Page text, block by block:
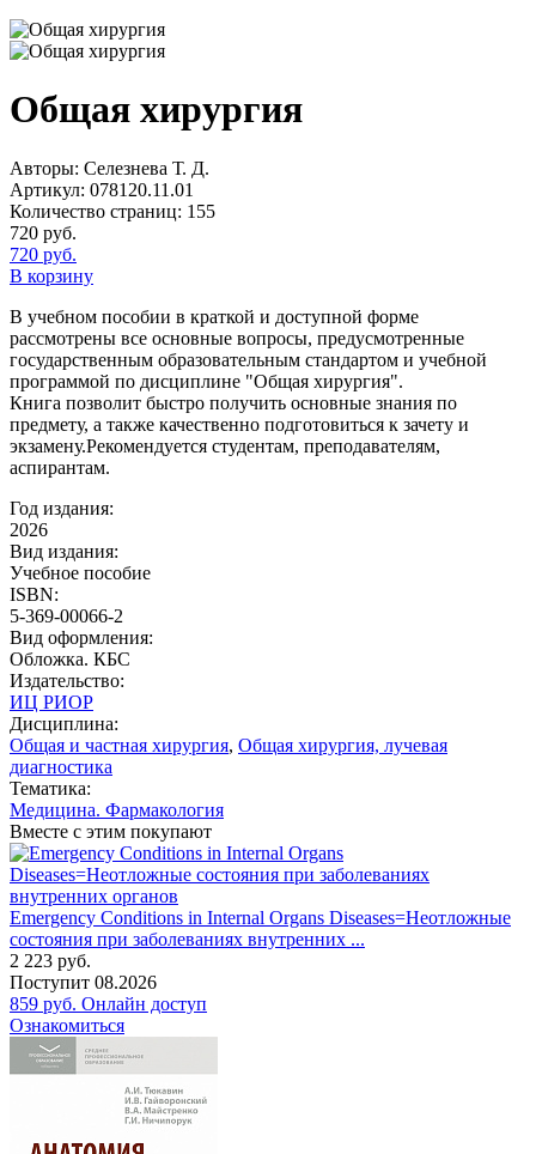
Общая хирургия
Авторы: Селезнева Т. Д.
Артикул: 078120.11.01
Количество страниц: 155
720 руб.
720 руб.
В корзину
В учебном пособии в краткой и доступной форме
рассмотрены все основные вопросы, предусмотренные
государственным образовательным стандартом и учебной
программой по дисциплине "Общая хирургия".
Книга позволит быстро получить основные знания по
предмету, а также качественно подготовиться к зачету и
экзамену.Рекомендуется студентам, преподавателям,
аспирантам.
Год издания:
2026
Вид издания:
Учебное пособие
ISBN:
5-369-00066-2
Вид оформления:
Обложка. КБС
Издательство:
ИЦ РИОР
Дисциплина:
Общая и частная хирургия, Общая хирургия, лучевая
диагностика
Тематика:
Медицина. Фармакология
Вместе с этим покупают
Emergency Conditions in Internal Organs Diseases=Неотложные
состояния при заболеваниях внутренних ...
2 223 руб.
Поступит 08.2026
859 руб. Онлайн доступ
Ознакомиться